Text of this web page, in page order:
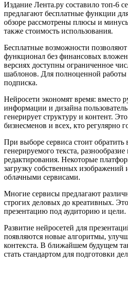
Издание Лента.ру составило топ-6
предлагают бесплатные функции
обзоре рассмотрены плюсы и
также стоимость использования.
Бесплатные возможности позволяют
функционал без финансовых
версиях доступны ограниченное
шаблонов. Для полноценной работы
подписка.
Нейросети экономят время: вместо
информации и дизайна
генерирует структуру и контент.
бизнесменов и всех, кто регулярно
При выборе сервиса стоит обратить
генерируемого текста,
редактирования. Некоторые
загрузку собственных
облачными сервисами.
Многие сервисы предлагают
строгих деловых до креативных.
презентацию под аудиторию и цели.
Развитие нейросетей для
появляются новые алгоритмы,
контекста. В ближайшем будущем
стать стандартом для подготовки